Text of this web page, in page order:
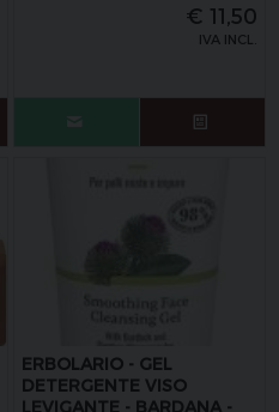
€ 11,50
IVA INCL.
ERBOLARIO - GEL
DETERGENTE VISO
LEVIGANTE - BARDANA -